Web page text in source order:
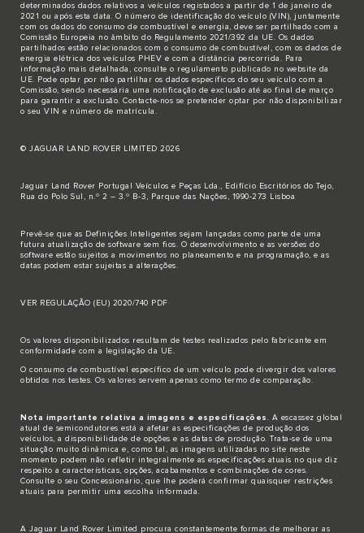
determinados dados relativos a veículos registados a partir de 1 de janeiro de
2021 ou após esta data. O número de identificação do veículo (VIN), juntamente
com os dados do consumo de combustível e energia, deve ser partilhado com a
Comissão Europeia no âmbito do Regulamento 2021/392 da UE. Os dados
partilhados estão relacionados com o consumo de combustível, com os dados de
energia elétrica dos veículos PHEV e com a distância percorrida. Para
informação mais detalhada, consulte o regulamento publicado no website da
UE . Pode optar por não partilhar os dados específicos do seu veículo com a
Comissão, sendo necessária uma notificação de exclusão até ao final de março
para garantir a exclusão. Contacte-nos se pretender optar por não disponibilizar
o seu VIN e número de matrícula.
© JAGUAR LAND ROVER LIMITED 2026
Jaguar Land Rover Portugal Veículos e Peças Lda., Edifício Escritórios do Tejo,
Rua do Polo Sul, n.º 2 – 3.º B-3, Parque das Nações, 1990-273 Lisboa
Prevê-se que as Definições Inteligentes sejam lançadas como parte de uma
futura atualização de software sem fios. O desenvolvimento e as versões do
software estão sujeitos a movimentos no planeamento e na programação, e as
datas podem estar sujeitas a alterações.
VER REGULAÇÃO (EU) 2020/740 PDF
Os valores disponibilizados resultam de testes realizados pelo fabricante em
conformidade com a legislação da UE.
O consumo de combustível específico de um veículo pode divergir dos valores
obtidos nos testes. Os valores servem apenas como termo de comparação.
Nota importante relativa a imagens e especificações
. A escassez global
atual de semicondutores está a afetar as especificações de produção dos
veículos, a disponibilidade de opções e as datas de produção. Trata-se de uma
situação muito dinâmica e, como tal, as imagens utilizadas no site neste
momento podem não refletir integralmente as especificações atuais no que diz
respeito a características, opções, acabamentos e combinações de cores.
Consulte o seu Concessionário, que lhe poderá confirmar quaisquer restrições
atuais para permitir uma escolha informada.
A Jaguar Land Rover Limited procura constantemente formas de melhorar as